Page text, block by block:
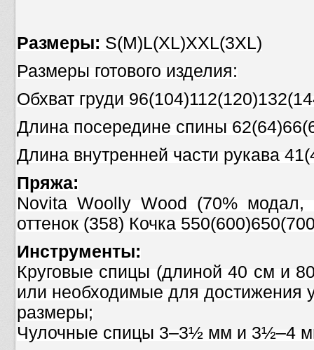
Размеры: S(M)L(XL)XXL(3XL)
Размеры готового изделия:
Обхват груди
Длина посередине спины
Длина внутренней части рукава
Пряжа:
Novita Woolly Wood (70%
оттенок (358) Кочка
Инструменты:
Круговые спицы (длиной 40 см и
или необходимые для достижения
размеры;
Чулочные спицы 3–3½ мм и 3½–4